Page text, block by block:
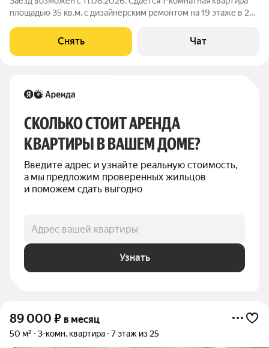
площадью 35 кв.м. с дизайнерским ремонтом на 19 этаже в 22-
Телевизор Духовой шкаф Стиральная машина Холодильник
Посудомоечная машина
Снять Чат
СКОЛЬКО СТОИТ АРЕНДА
КВАРТИРЫ В ВАШЕМ ДОМЕ?
Введите адрес и узнайте реальную стоимость,
а мы предложим проверенных жильцов
и поможем сдать выгодно
Адрес вашей квартиры
Узнать
89 000 ₽ в месяц
50 м² 3-комн. квартира 7 этаж из 25